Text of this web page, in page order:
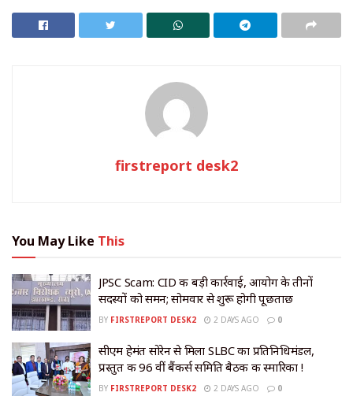
firstreport desk2
You May Like This
JPSC Scam: CID की बड़ी कार्रवाई, आयोग के तीनों
सदस्यों को समन; सोमवार से शुरू होगी पूछताछ
BY FIRSTREPORT DESK2 2 DAYS AGO 0
सीएम हेमंत सोरेन से मिला SLBC का प्रतिनिधिमंडल,
प्रस्तुत की 96 वीं बैंकर्स समिति बैठक की स्मारिका !
BY FIRSTREPORT DESK2 2 DAYS AGO 0